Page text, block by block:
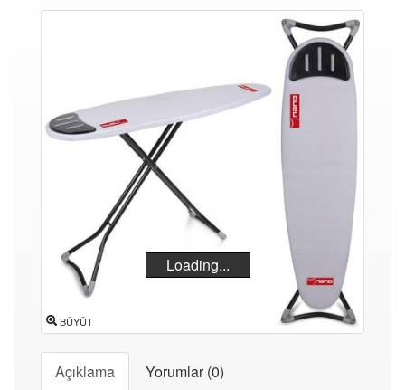
Loading...
BÜYÜT
Açıklama Yorumlar (0)